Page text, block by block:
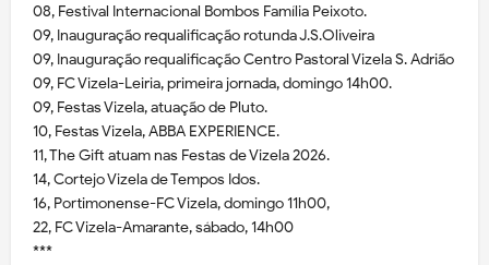
08, Festival Internacional Bombos Família Peixoto.
09, Inauguração requalificação rotunda J.S.Oliveira
09, Inauguração requalificação Centro Pastoral Vizela S. Adrião
09, FC Vizela-Leiria, primeira jornada, domingo 14h00.
09, Festas Vizela, atuação de Pluto.
10, Festas Vizela, ABBA EXPERIENCE.
11, The Gift atuam nas Festas de Vizela 2026.
14, Cortejo Vizela de Tempos Idos.
16, Portimonense-FC Vizela, domingo 11h00,
22, FC Vizela-Amarante, sábado, 14h00
***